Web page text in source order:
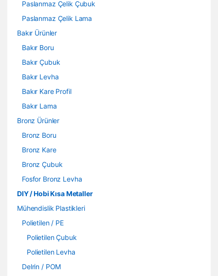
Paslanmaz Çelik Çubuk
Paslanmaz Çelik Lama
Bakır Ürünler
Bakır Boru
Bakır Çubuk
Bakır Levha
Bakır Kare Profil
Bakır Lama
Bronz Ürünler
Bronz Boru
Bronz Kare
Bronz Çubuk
Fosfor Bronz Levha
DIY / Hobi Kısa Metaller
Mühendislik Plastikleri
Polietilen / PE
Polietilen Çubuk
Polietilen Levha
Delrin / POM